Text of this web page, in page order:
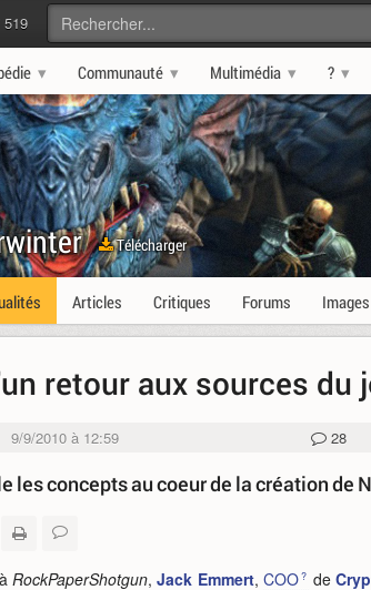
519
Communauté Multimédia ?
Télécharger
Articles Critiques Forums Images
retour aux sources du
9/9/2010 à 12:59 28
les concepts au coeur de la création de
RockPaperShotgun,Jack Emmert, COO de